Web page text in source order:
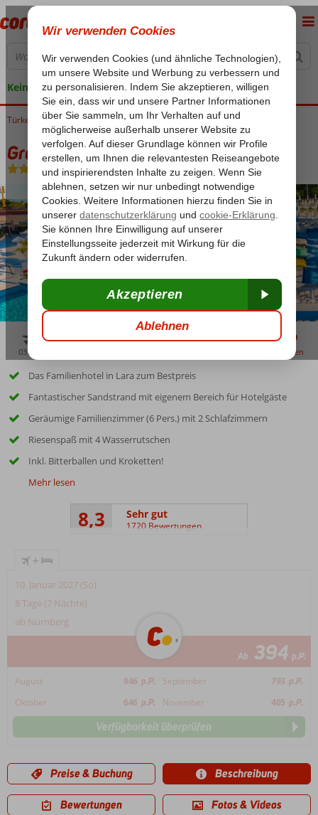
Keine versteckten Kosten
Home
Türkei Türkische Riviera Antalya Lara Grand Park Lara
Grand Park Lara
Ultra All Inclusive-Hotel
03:45 merken
Das Familienhotel in Lara zum Bestpreis
Fantastischer Sandstrand mit eigenem Bereich für Hotelgäste
Geräumige Familienzimmer (6 Pers.) mit 2 Schlafzimmern
Riesenspaß mit 4 Wasserrutschen
Inkl. Bitterballen und Kroketten!
Mehr lesen
8,3 Sehr gut
1720 Bewertungen
+
10. Januar 2027 (So)
8 Tage (7 Nächte)
ab Nürnberg
Ab 394 p.P.
August 946 p.P. September 793 p.P.
Oktober
646 p.P. November 405 p.P.
Verfügbarkeit überprüfen
Preise & Buchung Beschreibung
Bewertungen Fotos & Videos